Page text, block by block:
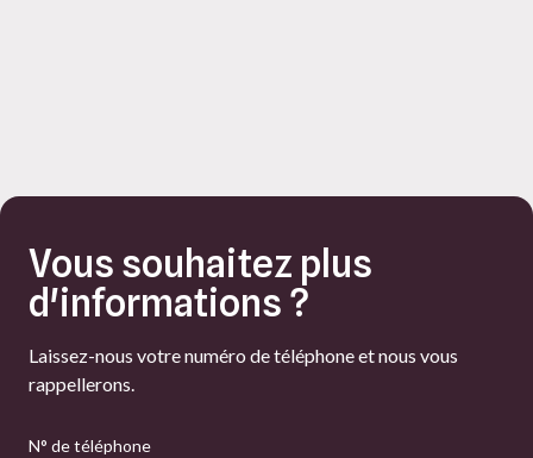
Vous souhaitez plus
d'informations ?
Laissez-nous votre numéro de téléphone et nous vous
rappellerons.
N° de téléphone